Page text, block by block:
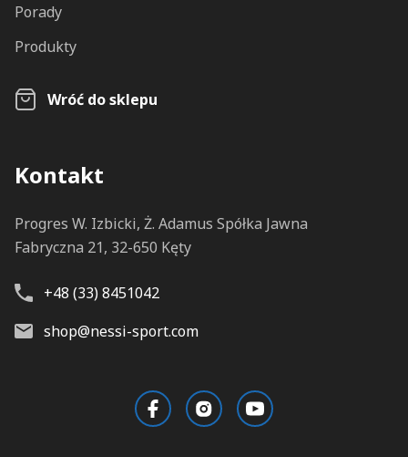
Porady
Produkty
Wróć do sklepu
Kontakt
Progres W. Izbicki, Ż. Adamus Spółka Jawna
Fabryczna 21, 32-650 Kęty
+48 (33) 8451042
shop@nessi-sport.com